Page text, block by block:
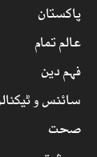
پاکستان
عالم تمام
فہم دین
سائنس و
صحت